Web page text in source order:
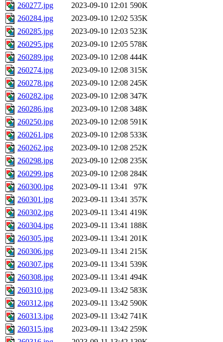
260277.jpg
2023-09-10 12:01 590K
260284.jpg
2023-09-10 12:02 535K
260285.jpg
2023-09-10 12:03 523K
260295.jpg
2023-09-10 12:05 578K
260289.jpg
2023-09-10 12:08 444K
260274.jpg
2023-09-10 12:08 315K
260278.jpg
2023-09-10 12:08 245K
260282.jpg
2023-09-10 12:08 347K
260286.jpg
2023-09-10 12:08 348K
260250.jpg
2023-09-10 12:08 591K
260261.jpg
2023-09-10 12:08 533K
260262.jpg
2023-09-10 12:08 252K
260298.jpg
2023-09-10 12:08 235K
260299.jpg
2023-09-10 12:08 284K
260300.jpg
2023-09-11 13:41
97K
260301.jpg
2023-09-11 13:41 357K
260302.jpg
2023-09-11 13:41 419K
260304.jpg
2023-09-11 13:41 188K
260305.jpg
2023-09-11 13:41 201K
260306.jpg
2023-09-11 13:41 215K
260307.jpg
2023-09-11 13:41 539K
260308.jpg
2023-09-11 13:41 494K
260310.jpg
2023-09-11 13:42 583K
260312.jpg
2023-09-11 13:42 590K
260313.jpg
2023-09-11 13:42 741K
260315.jpg
2023-09-11 13:42 259K